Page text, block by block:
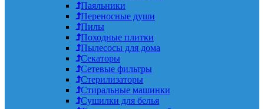
Паяльники
Переносные души
Пилы
Походные плитки
Пылесосы для дома
Секаторы
Сетевые фильтры
Стерилизаторы
Стиральные машинки
Сушилки для белья